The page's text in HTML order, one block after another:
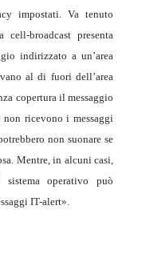
impostati. Va tenuto
broadcast presenta
indirizzato a un’area
al di fuori dell’area
copertura il messaggio
ricevono i messaggi
non suonare se
Mentre, in alcuni casi,
operativo può
IT-alert».